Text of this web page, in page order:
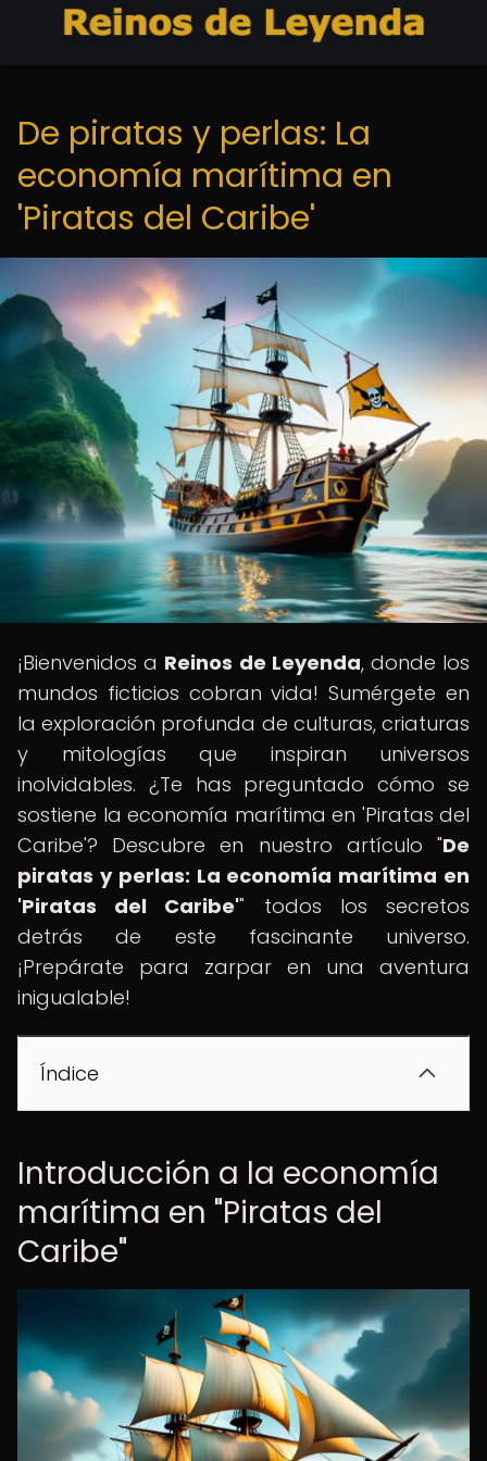
De piratas y perlas: La
economía marítima en
'Piratas del Caribe'
¡Bienvenidos a Reinos de Leyenda, donde los
mundos ficticios cobran vida! Sumérgete en
la exploración profunda de culturas, criaturas
y mitologías que inspiran universos
inolvidables. ¿Te has preguntado cómo se
sostiene la economía marítima en 'Piratas del
Caribe'? Descubre en nuestro artículo "De
piratas y perlas: La economía marítima en
'Piratas del Caribe'" todos los secretos
detrás de este fascinante universo.
¡Prepárate para zarpar en una aventura
inigualable!
Índice
Introducción a la economía
marítima en "Piratas del
Caribe"